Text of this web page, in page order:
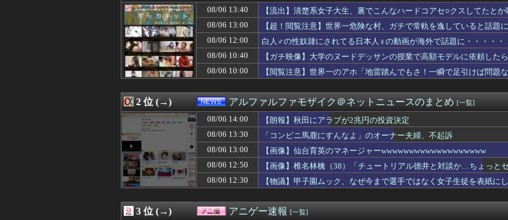
08/06 14:09
東京ヤクルトスワローズ月別勝率、限界突破ｗｗｗｗｗｗｗｗｗｗｗｗｗｗｗｗｗ
08/06 14:07
【ニュース】 台風13号、迷走・・・
08/06 14:06
【画像】夏のバイクがヤバすぎるｗｗｗｗｗ
08/06 14:05
【画像】この∧∨女優さんで100万回抜いてるｗｗｗｗｗｗｗ
08/06 14:05
韓国人「現在、日本が密かに韓国からパクっているものがこちら…」→「これは言
08/06 14:05
ロケバスで性的暴行の罪、元ジャンポケ斉藤被告に懲役7年求刑⇒！
08/06 14:05
【画像】この沐浴着エルフ玄関に飾ろうと思うんやが
08/06 14:05
【画像】キリトの彼女、エロい衣装を着てしまうｗｗｗ
08/06 14:02
【ガンプラ】「リーオーショック」から8年！何が凄かったの？
08/06 14:02
「外国人は日本人と同じ生活者で、地域の担い手」…多文化共生実現への提言、全
08/06 14:01
古き良きロールプレイングゲームにありがちな事
08/06 14:01
【悲報】高市、非核三原則を今後も堅持していくの表現削除
08/06 14:01
お前ら『ペルチェ素子の首ネッククーラー』使ったことあるか？
08/06 14:00
【衝撃】ジャンプストアで大量注文→キャンセルを繰り返した32歳女を逮捕
08/06 14:00
【ななし】じーにあす、遊戯王で今月もダイヤ到達！『先生もう笑うしかなくな
08/06 14:00
10代「ローゼンメイデンのアニメなんて知らない」8割
08/06 14:00
漫画ワンピース(平均読者44歳)「第三世界でさぁ！悪魔がいてさぁ！世界を創った
08/06 14:00
「お菓子の太子堂」で知られる（株）太子堂（千代田区）が破産開始
08/06 13:40
【流出】清楚系女子大生、裏でこんなハードコアセ○クスしてたと
08/06 13:00
【超！閲覧注意】世界一危険な村、ガチで常軌を逸していると話題に
08/06 12:00
白人♂の性奴隷にされてる日本人♀の動画が海外で話題に・・・・・
08/06 10:40
【ガチ映像】大学のヌードデッサンの授業で高額モデルに依頼し
08/06 10:00
【閲覧注意】世界一のアホ「地雷踏んでもさ！一瞬で足引けば問
2 位 (→) アルファルファモザイク＠ネットニュースのまとめ [一覧]
08/06 14:00
【朗報】秋田にアラブが2兆円の投資決定
08/06 13:30
「コンビニ馬鹿にすんなよ」のオーナー夫婦、不起訴
08/06 13:00
【画像】仙台育英のマネージャーwwwwwwwwwwwwwwwwwww
08/06 12:50
【画像】椎名林檎（38）「チュートリアル徳井と対談か…ちょっと
08/06 12:30
【物議】甲子園ムック、なぜ今まで選手ではなく女子生徒を表紙に
3 位 (→) アニゲー速報 [一覧]